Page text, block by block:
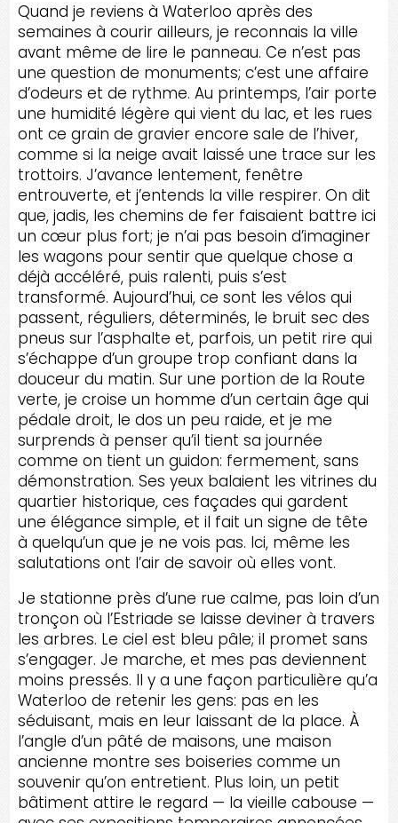
Quand je reviens à Waterloo après des
semaines à courir ailleurs, je reconnais la ville
avant même de lire le panneau. Ce n’est pas
une question de monuments; c’est une affaire
d’odeurs et de rythme. Au printemps, l’air porte
une humidité légère qui vient du lac, et les rues
ont ce grain de gravier encore sale de l’hiver,
comme si la neige avait laissé une trace sur les
trottoirs. J’avance lentement, fenêtre
entrouverte, et j’entends la ville respirer. On dit
que, jadis, les chemins de fer faisaient battre ici
un cœur plus fort; je n’ai pas besoin d’imaginer
les wagons pour sentir que quelque chose a
déjà accéléré, puis ralenti, puis s’est
transformé. Aujourd’hui, ce sont les vélos qui
passent, réguliers, déterminés, le bruit sec des
pneus sur l’asphalte et, parfois, un petit rire qui
s’échappe d’un groupe trop confiant dans la
douceur du matin. Sur une portion de la Route
verte, je croise un homme d’un certain âge qui
pédale droit, le dos un peu raide, et je me
surprends à penser qu’il tient sa journée
comme on tient un guidon: fermement, sans
démonstration. Ses yeux balaient les vitrines du
quartier historique, ces façades qui gardent
une élégance simple, et il fait un signe de tête
à quelqu’un que je ne vois pas. Ici, même les
salutations ont l’air de savoir où elles vont.
Je stationne près d’une rue calme, pas loin d’un
tronçon où l’Estriade se laisse deviner à travers
les arbres. Le ciel est bleu pâle; il promet sans
s’engager. Je marche, et mes pas deviennent
moins pressés. Il y a une façon particulière qu’a
Waterloo de retenir les gens: pas en les
séduisant, mais en leur laissant de la place. À
l’angle d’un pâté de maisons, une maison
ancienne montre ses boiseries comme un
souvenir qu’on entretient. Plus loin, un petit
bâtiment attire le regard — la vieille cabouse —